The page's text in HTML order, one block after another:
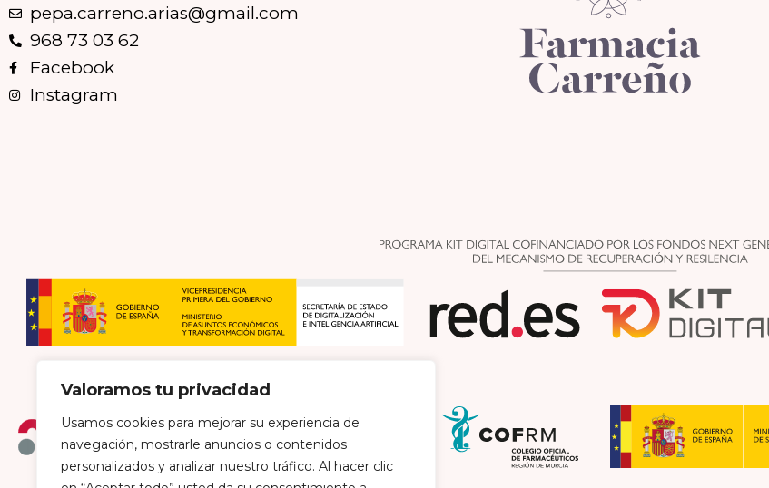
Valoramos tu privacidad
Usamos cookies para mejorar su experiencia de
navegación, mostrarle anuncios o contenidos
personalizados y analizar nuestro tráfico. Al hacer clic
pepa.carreno.arias@gmail.com
968 73 03 62
Facebook
Instagram